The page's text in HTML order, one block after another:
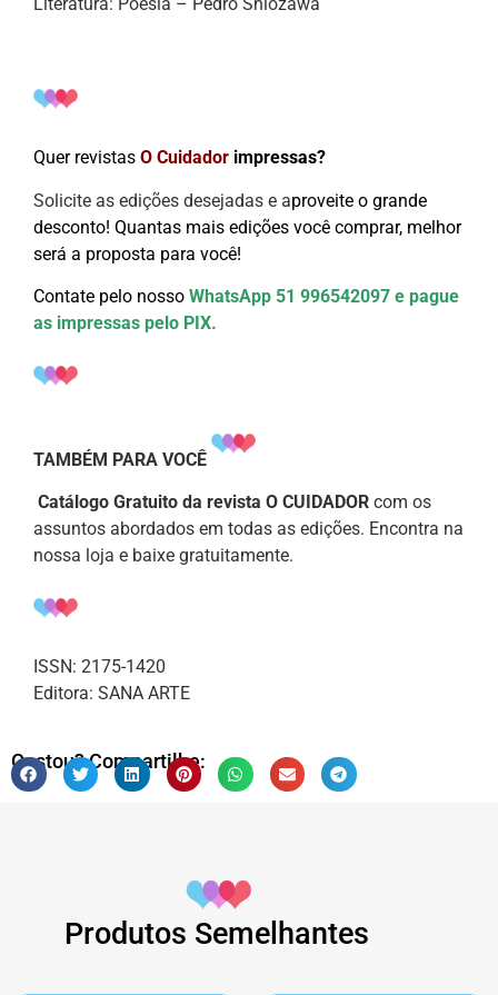
Quer revistas O Cuidador impressas?
Solicite as edições desejadas e aproveite o grande
desconto! Quantas mais edições você comprar, melhor
será a proposta para você!
Contate pelo nosso WhatsApp 51 996542097 e pague
as impressas pelo PIX.
TAMBÉM PARA VOCÊ
Catálogo Gratuito da revista O CUIDADOR com os
assuntos abordados em todas as edições. Encontra na
nossa loja e baixe gratuitamente.
ISSN: 2175-1420
Editora: SANA ARTE
Gostou? Compartilhe:
Produtos Semelhantes